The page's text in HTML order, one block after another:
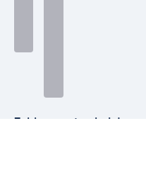
Zahlungsarten bei dm